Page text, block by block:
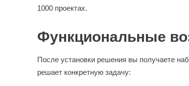
1000 проектах.
Функциональные
После установки решения вы получаете
решает конкретную задачу: